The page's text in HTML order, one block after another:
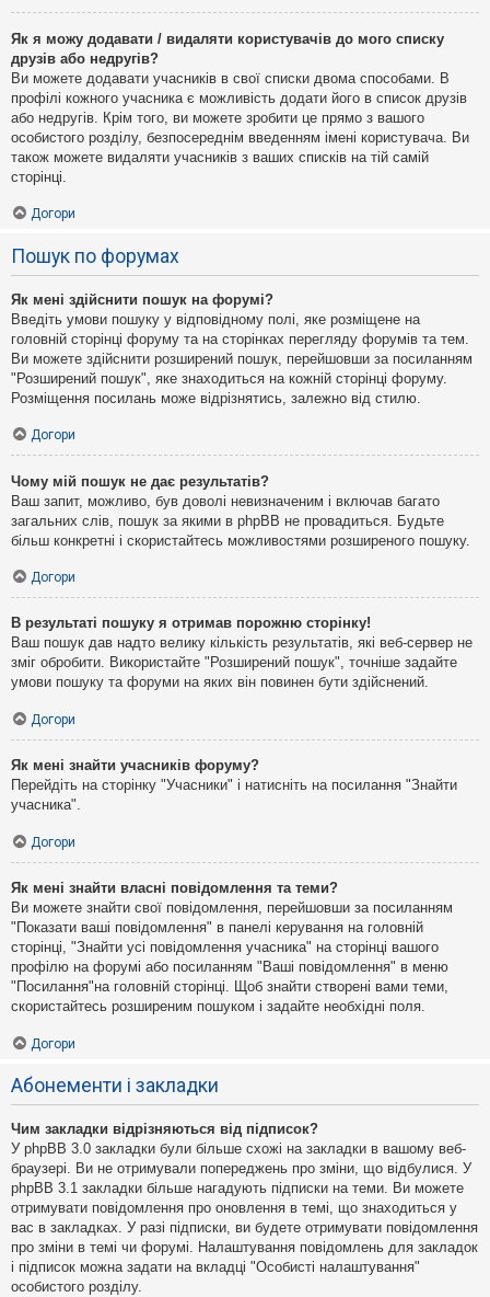
Як я можу додавати / видаляти користувачів до мого списку
друзів або недругів?
Ви можете додавати учасників в свої списки двома способами. В
профілі кожного учасника є можливість додати його в список друзів
або недругів. Крім того, ви можете зробити це прямо з вашого
особистого розділу, безпосереднім введенням імені користувача. Ви
також можете видаляти учасників з ваших списків на тій самій
сторінці.
Догори
Пошук по форумах
Як мені здійснити пошук на форумі?
Введіть умови пошуку у відповідному полі, яке розміщене на
головній сторінці форуму та на сторінках перегляду форумів та тем.
Ви можете здійснити розширений пошук, перейшовши за посиланням
"Розширений пошук", яке знаходиться на кожній сторінці форуму.
Розміщення посилань може відрізнятись, залежно від стилю.
Догори
Чому мій пошук не дає результатів?
Ваш запит, можливо, був доволі невизначеним і включав багато
загальних слів, пошук за якими в phpBB не провадиться. Будьте
більш конкретні і скористайтесь можливостями розширеного пошуку.
Догори
В результаті пошуку я отримав порожню сторінку!
Ваш пошук дав надто велику кількість результатів, які веб-сервер не
зміг обробити. Використайте "Розширений пошук", точніше задайте
умови пошуку та форуми на яких він повинен бути здійснений.
Догори
Як мені знайти учасників форуму?
Перейдіть на сторінку "Учасники" і натисніть на посилання "Знайти
учасника".
Догори
Як мені знайти власні повідомлення та теми?
Ви можете знайти свої повідомлення, перейшовши за посиланням
"Показати ваші повідомлення" в панелі керування на головній
сторінці, "Знайти усі повідомлення учасника" на сторінці вашого
профілю на форумі або посиланням "Ваші повідомлення" в меню
"Посилання"на головній сторінці. Щоб знайти створені вами теми,
скористайтесь розширеним пошуком і задайте необхідні поля.
Догори
Абонементи і закладки
Чим закладки відрізняються від підписок?
У phpBB 3.0 закладки були більше схожі на закладки в вашому веб-
браузері. Ви не отримували попереджень про зміни, що відбулися. У
phpBB 3.1 закладки більше нагадують підписки на теми. Ви можете
отримувати повідомлення про оновлення в темі, що знаходиться у
вас в закладках. У разі підписки, ви будете отримувати повідомлення
про зміни в темі чи форумі. Налаштування повідомлень для закладок
і підписок можна задати на вкладці "Особисті налаштування"
особистого розділу.